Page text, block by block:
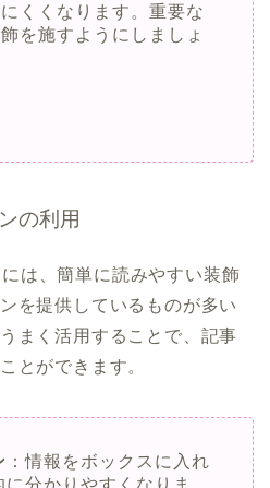
くくなります。重要な
を施すようにしましょ
の利用
は、簡単に読みやすい装飾
を提供しているものが多い
まく活用することで、記事
とができます。
：情報をボックスに入れ
分かりやすくなりま